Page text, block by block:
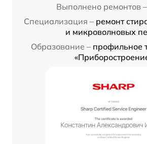
Выполнено ремонтов –
Специализация – ремонт
и микроволновых
Образование – профильное